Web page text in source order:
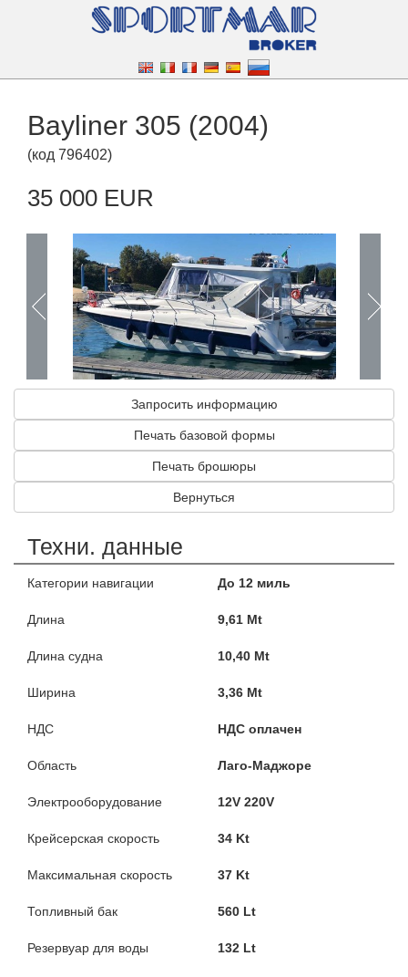
Bayliner 305 (2004)
(код 796402)
35 000 EUR
Запросить информацию
Печать базовой формы
Печать брошюры
Вернуться
Техни. данные
Категории навигации До 12 миль
Длина 9,61 Mt
Длина судна 10,40 Mt
Ширина 3,36 Mt
НДС НДС оплачен
Область Лаго-Маджоре
Электрооборудование 12V 220V
Крейсерская скорость 34 Kt
Максимальная скорость 37 Kt
Топливный бак 560 Lt
Резервуар для воды 132 Lt